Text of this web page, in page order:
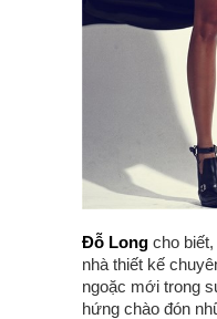
Đỗ Long cho
nhà thiết kế
ngoặc mới trong
hứng chào đón